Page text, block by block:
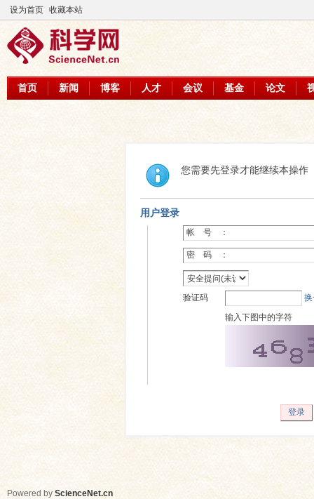
设为首页 收藏本站
首页 新闻 博客 人才 会议 基金 论文
您需要先登录才能继续本操作
用户登录
帐 号 ：
密 码 ：
验证码
输入下图中的字符
登录
Powered by ScienceNet.cn